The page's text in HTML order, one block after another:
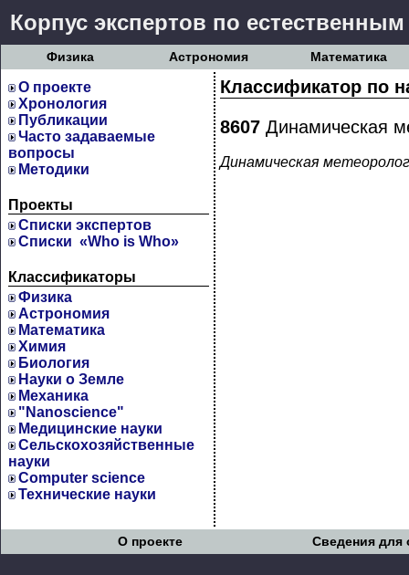
Корпус экспертов по
Физика Астрономия Математика
О проекте
Хронология
Публикации
Часто задаваемые
вопросы
Методики
Проекты
Cписки экспертов
Списки «Who is Who»
Классификаторы
Физика
Астрономия
Математика
Химия
Биология
Науки о Земле
Механика
"Nanoscience"
Медицинские науки
Сельскохозяйственные
науки
Computer science
Технические науки
Классификатор по
8607 Динамическая
Динамическая
О проекте Сведения для